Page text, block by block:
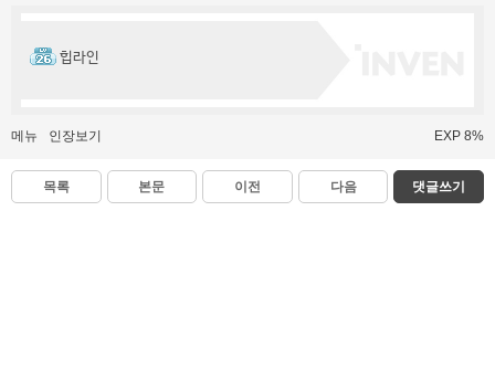
힙라인
메뉴 인장보기 EXP 8%
목록 본문 이전 다음 댓글쓰기